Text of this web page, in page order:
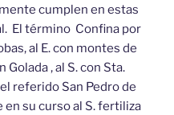
cumplen en estas
El término Confina por
al E. con montes de
Golada , al S. con Sta.
referido San Pedro de
en su curso al S. fertiliza